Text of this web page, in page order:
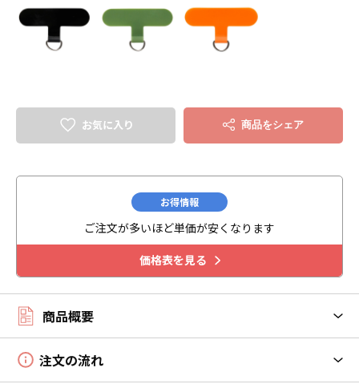
お気に入り 商品をシェア
お得情報
ご注文が多いほど単価が安くなります
価格表を見る
商品概要
注文の流れ